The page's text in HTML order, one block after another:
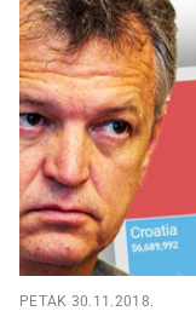
PETAK 30.11.2018.